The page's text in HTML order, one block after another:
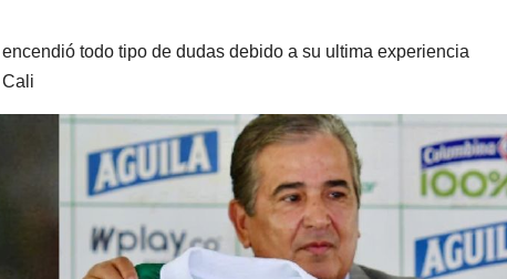
todo tipo de dudas debido a su ultima experiencia